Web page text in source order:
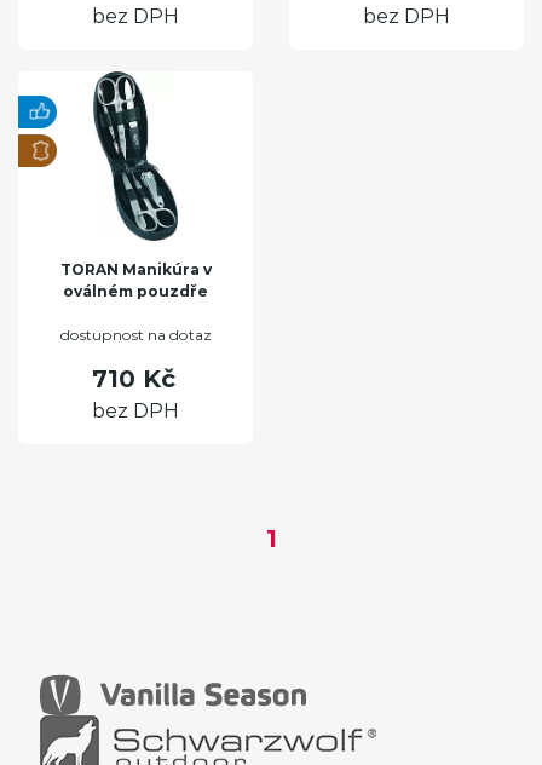
bez DPH bez DPH
TORAN Manikúra v
oválném pouzdře
dostupnost na dotaz
710 Kč
bez DPH
1